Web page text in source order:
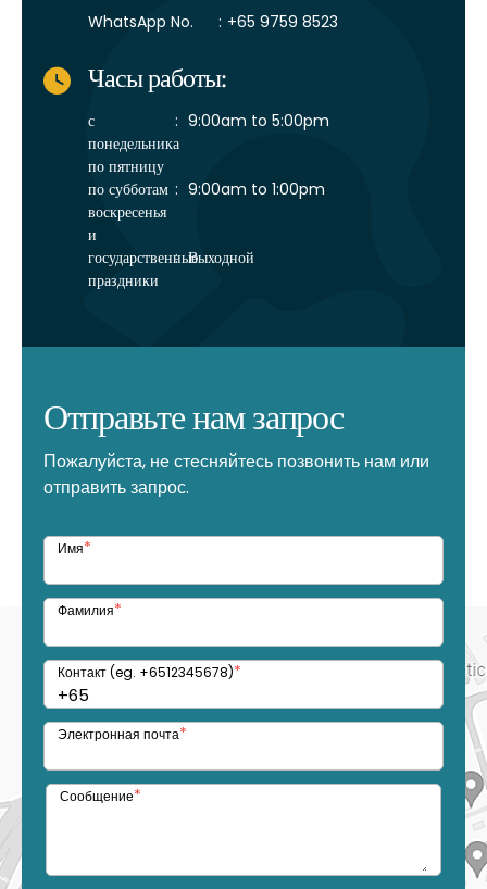
WhatsApp No. : +65 9759 8523
Часы работы:
с
понедельника
по пятницу
: 9:00am to 5:00pm
по субботам
воскресенья
и
: 9:00am to 1:00pm
государственные
праздники
: Выходной
Отправьте нам запрос
Пожалуйста, не стесняйтесь позвонить нам или
отправить запрос.
Имя*
Фамилия*
Контакт (eg. +6512345678)*
Электронная почта*
Сообщение*